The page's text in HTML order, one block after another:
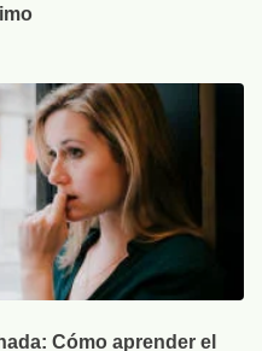
Cómo aprender el